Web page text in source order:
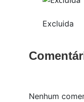
Excluida
Nenhum